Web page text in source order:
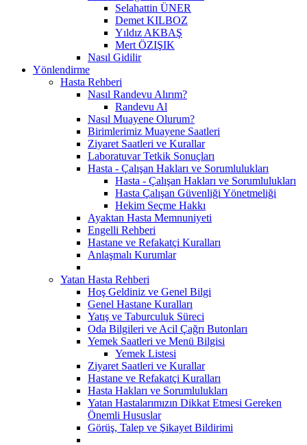
Selahattin ÜNER
Demet KILBOZ
Yıldız AKBAŞ
Mert ÖZIŞIK
Nasıl Gidilir
Yönlendirme
Hasta Rehberi
Nasıl Randevu Alırım?
Randevu Al
Nasıl Muayene Olurum?
Birimlerimiz Muayene Saatleri
Ziyaret Saatleri ve Kurallar
Laboratuvar Tetkik Sonuçları
Hasta - Çalışan Hakları ve Sorumlulukları
Hasta - Çalışan Hakları ve Sorumlulukları
Hasta Çalışan Güvenliği Yönetmeliği
Hekim Seçme Hakkı
Ayaktan Hasta Memnuniyeti
Engelli Rehberi
Hastane ve Refakatçi Kuralları
Anlaşmalı Kurumlar
Yatan Hasta Rehberi
Hoş Geldiniz ve Genel Bilgi
Genel Hastane Kuralları
Yatış ve Taburculuk Süreci
Oda Bilgileri ve Acil Çağrı Butonları
Yemek Saatleri ve Menü Bilgisi
Yemek Listesi
Ziyaret Saatleri ve Kurallar
Hastane ve Refakatçi Kuralları
Hasta Hakları ve Sorumlulukları
Yatan Hastalarımızın Dikkat Etmesi Gereken
Önemli Hususlar
Görüş, Talep ve Şikayet Bildirimi